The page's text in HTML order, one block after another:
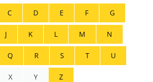
C D E F G
J K L M N
Q R S T U
X Y Z